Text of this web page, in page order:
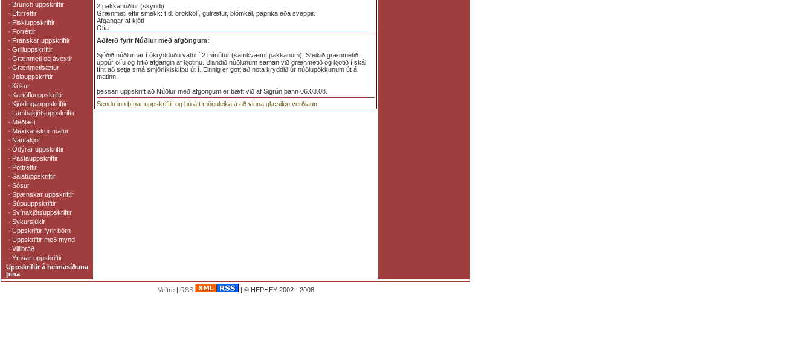
2 pakkanúðlur (skyndi)
Grænmeti eftir smekk: t.d. brokkolí, gulrætur, blómkál, paprika eða sveppir.
Afgangar af kjöti
Olía
Aðferð fyrir Núðlur með afgöngum:
Sjóðið núðlurnar í ókrydduðu vatni í 2 mínútur (samkvæmt pakkanum). Steikið grænmetið
uppúr olíu og hitið afgangin af kjötinu. Blandið núðlunum saman við grænmetið og kjötið í skál,
fínt að setja smá smjörlíkisklípu út í. Einnig er gott að nota kryddið úr núðlupökkunum út á
matinn.
þessari uppskrift að Núðlur með afgöngum er bætt við af Sigrún þann 06.03.08.
Sendu inn þínar uppskriftir og þú átt möguleika á að vinna glæsileg verðlaun
· Brunch uppskriftir
· Eftirréttir
· Fiskiuppskriftir
· Forréttir
· Franskar uppskriftir
· Grilluppskriftir
· Grænmeti og ávextir
· Grænmetisætur
· Jólauppskriftir
· Kökur
· Kartöfluuppskriftir
· Kjúklingauppskriftir
· Lambakjötsuppskriftir
· Meðlæti
· Mexikanskur matur
· Nautakjöt
· Ódýrar uppskriftir
· Pastauppskriftir
· Pottréttir
· Salatuppskriftir
· Sósur
· Spænskar uppskriftir
· Súpuuppskriftir
· Svínakjötsuppskriftir
· Sykursjúkir
· Uppskriftir fyrir börn
· Uppskriftir með mynd
· Villibráð
· Ýmsar uppskriftir
Uppskriftir á heimasíðuna
þína
Veftré| RSS | © HEPHEY 2002 - 2008